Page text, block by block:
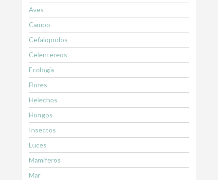
Aves
Campo
Cefalopodos
Celentereos
Ecología
Flores
Helechos
Hongos
Insectos
Luces
Mamiferos
Mar